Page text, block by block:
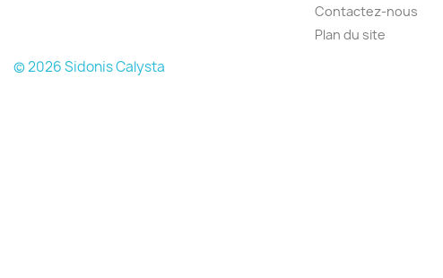
Contactez-nous
Plan du site
© 2026 Sidonis Calysta